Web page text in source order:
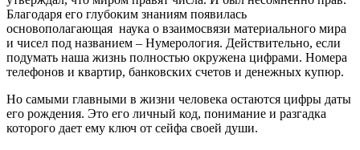
Благодаря его глубоким знаниям появилась
основополагающая наука о взаимосвязи материального мира
и чисел под названием – Нумерология. Действительно, если
подумать наша жизнь полностью окружена цифрами. Номера
телефонов и квартир, банковских счетов и денежных купюр.
Но самыми главными в жизни человека остаются цифры даты
его рождения. Это его личный код, понимание и разгадка
которого дает ему ключ от сейфа своей души.